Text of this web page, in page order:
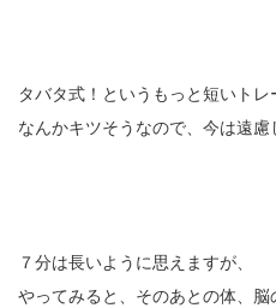
タバタ式！というもっと短いトレ
なんかキツそうなので、今は遠慮
７分は長いように思えますが、
やってみると、そのあとの体、